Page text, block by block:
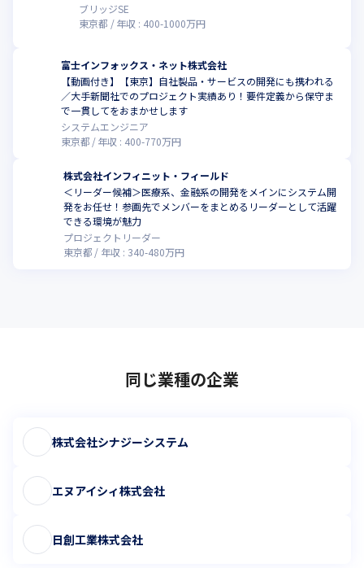
ブリッジSE
東京都
年収 : 400-1000万円
富士インフォックス・ネット株式会社
【動画付き】【東京】自社製品・サービスの開発にも携われる
／大手新聞社でのプロジェクト実績あり！要件定義から保守ま
で一貫してをおまかせします
システムエンジニア
東京都
年収 : 400-770万円
株式会社インフィニット・フィールド
＜リーダー候補＞医療系、金融系の開発をメインにシステム開
発をお任せ！参画先でメンバーをまとめるリーダーとして活躍
できる環境が魅力
プロジェクトリーダー
東京都
年収 : 340-480万円
同じ業種の企業
株式会社シナジーシステム
エヌアイシィ株式会社
日創工業株式会社